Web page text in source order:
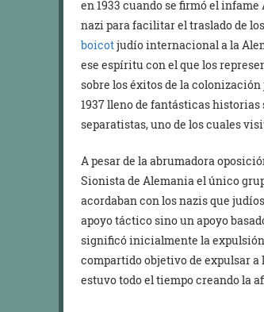
en 1933 cuando se firmó el infame
nazi para facilitar el traslado de
boicotjudío internacional a la
ese espíritu con el que los
sobre los éxitos de la
1937 lleno de fantásticas
separatistas, uno de los cuales
A pesar de la abrumadora
Sionista de Alemania el único
acordaban con los nazis que
apoyo táctico sino un apoyo
significó inicialmente la expulsión
compartido objetivo de expulsar a
estuvo todo el tiempo creando la